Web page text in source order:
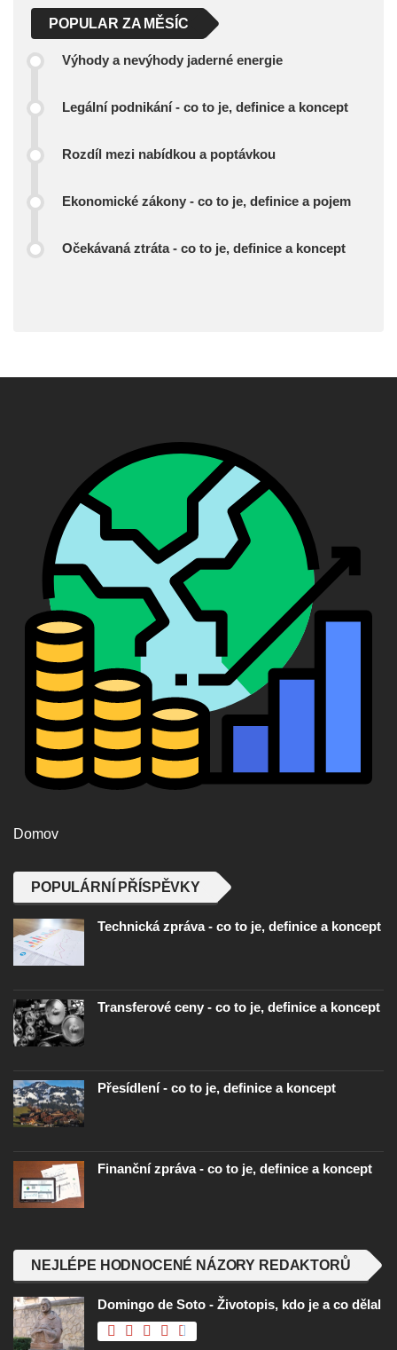
POPULAR ZA MĚSÍC
Výhody a nevýhody jaderné energie
Legální podnikání - co to je, definice a koncept
Rozdíl mezi nabídkou a poptávkou
Ekonomické zákony - co to je, definice a pojem
Očekávaná ztráta - co to je, definice a koncept
Domov
POPULÁRNÍ PŘÍSPĚVKY
Technická zpráva - co to je, definice a koncept
Transferové ceny - co to je, definice a koncept
Přesídlení - co to je, definice a koncept
Finanční zpráva - co to je, definice a koncept
NEJLÉPE HODNOCENÉ NÁZORY REDAKTORŮ
Domingo de Soto - Životopis, kdo je a co dělal